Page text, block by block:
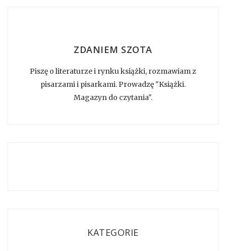
ZDANIEM SZOTA
Piszę o literaturze i rynku książki, rozmawiam z
pisarzami i pisarkami. Prowadzę "Książki.
Magazyn do czytania".
KATEGORIE